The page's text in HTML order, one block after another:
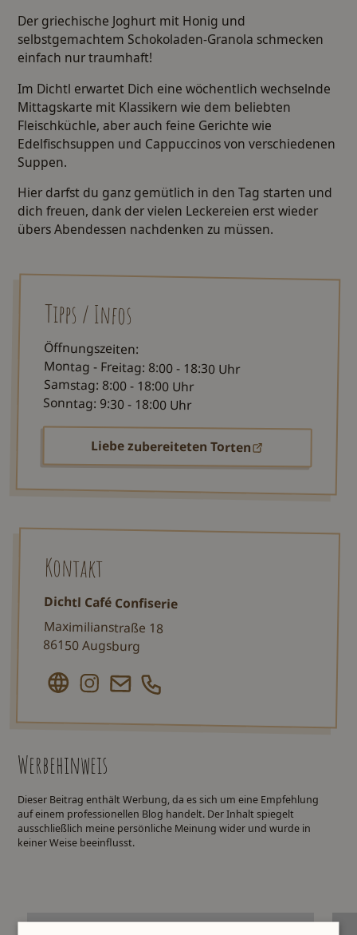
Der griechische Joghurt mit Honig und
selbstgemachtem Schokoladen-Granola schmecken
einfach nur traumhaft!
Im Dichtl erwartet Dich eine wöchentlich wechselnde
Mittagskarte mit Klassikern wie dem beliebten
Fleischküchle, aber auch feine Gerichte wie
Edelfischsuppen und Cappuccinos von verschiedenen
Suppen.
Hier darfst du ganz gemütlich in den Tag starten und
dich freuen, dank der vielen Leckereien erst wieder
übers Abendessen nachdenken zu müssen.
Kontakt
Dichtl Café Confiserie
Maximilianstraße 18
86150 Augsburg
Tipps / Infos
Öffnungszeiten:
Montag - Freitag: 8:00 - 18:30 Uhr
Samstag: 8:00 - 18:00 Uhr
Sonntag: 9:30 - 18:00 Uhr
Liebe zubereiteten Torten
Werbehinweis
Dieser Beitrag enthält Werbung, da es sich um eine Empfehlung
auf einem professionellen Blog handelt. Der Inhalt spiegelt
ausschließlich meine persönliche Meinung wider und wurde in
keiner Weise beeinflusst.